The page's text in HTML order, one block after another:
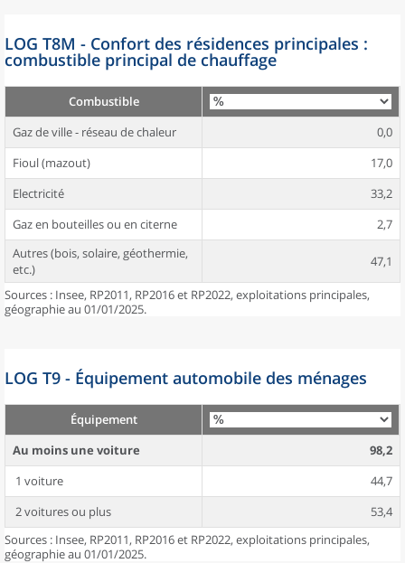
LOG T8M - Confort des résidences principales :
combustible principal de chauffage
Combustible
Gaz de ville - réseau de chaleur
0,0
Fioul (mazout)
17,0
Electricité
33,2
Gaz en bouteilles ou en citerne
2,7
Autres (bois, solaire, géothermie,
etc.)
47,1
Sources : Insee, RP2011, RP2016 et RP2022, exploitations principales,
géographie au 01/01/2025.
LOG T9 - Équipement automobile des ménages
Équipement
Au moins une voiture
98,2
1 voiture
44,7
2 voitures ou plus
53,4
Sources : Insee, RP2011, RP2016 et RP2022, exploitations principales,
géographie au 01/01/2025.